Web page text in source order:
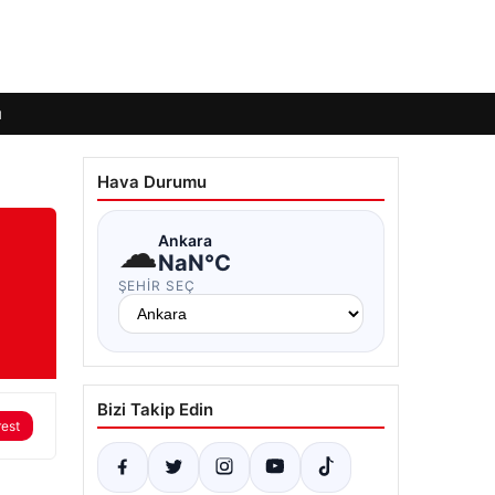
Hava Durumu
☁Ankara
NaN°C
ŞEHIR SEÇ
Bizi Takip Edin